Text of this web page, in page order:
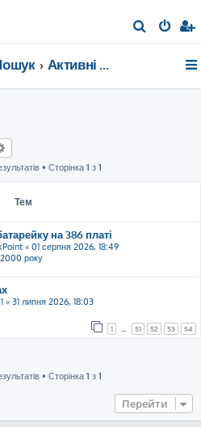
о
Активні теми
• Сторінка 1 з 1
Тем
на 386 платі
« 01 серпня 2026, 18:49
року
« 31 липня 2026, 18:03
1 51 52 53 54
• Сторінка 1 з 1
Перейти